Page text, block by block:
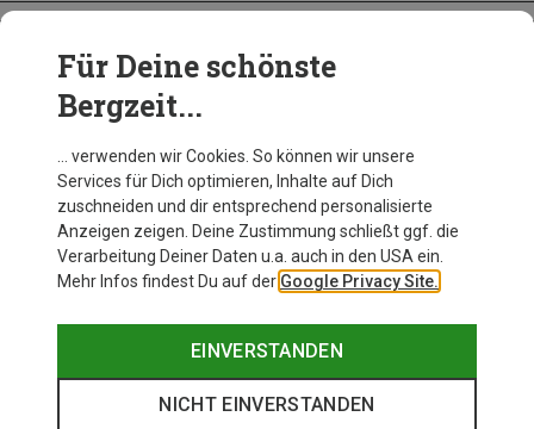
BEKLEIDUNG
Für Deine schönste
Bergzeit...
… verwenden wir Cookies. So können wir unsere
Services für Dich optimieren, Inhalte auf Dich
zuschneiden und dir entsprechend personalisierte
Anzeigen zeigen. Deine Zustimmung schließt ggf. die
Verarbeitung Deiner Daten u.a. auch in den USA ein.
Mehr Infos findest Du auf der Google Privacy Site.
EINVERSTANDEN
NICHT EINVERSTANDEN